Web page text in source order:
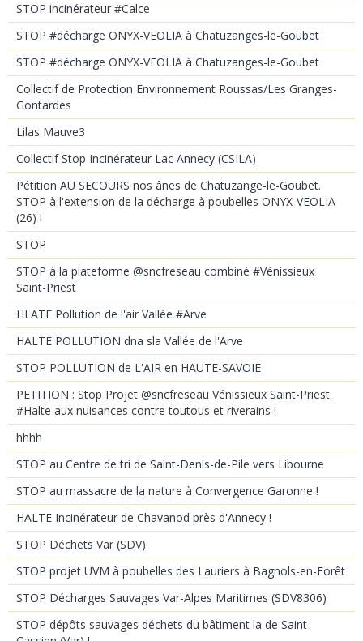
STOP incinérateur #Calce
STOP #décharge ONYX-VEOLIA à Chatuzanges-le-Goubet
STOP #décharge ONYX-VEOLIA à Chatuzanges-le-Goubet
Collectif de Protection Environnement Roussas/Les Granges-
Gontardes
Lilas Mauve3
Collectif Stop Incinérateur Lac Annecy (CSILA)
Pétition AU SECOURS nos ânes de Chatuzange-le-Goubet.
STOP à l'extension de la décharge à poubelles ONYX-VEOLIA
(26) !
STOP
STOP à la plateforme @sncfreseau combiné #Vénissieux
Saint-Priest
HLATE Pollution de l'air Vallée #Arve
HALTE POLLUTION dna sla Vallée de l'Arve
STOP POLLUTION de L'AIR en HAUTE-SAVOIE
PETITION : Stop Projet @sncfreseau Vénissieux Saint-Priest.
#Halte aux nuisances contre toutous et riverains !
hhhh
STOP au Centre de tri de Saint-Denis-de-Pile vers Libourne
STOP au massacre de la nature à Convergence Garonne !
HALTE Incinérateur de Chavanod près d'Annecy !
STOP Déchets Var (SDV)
STOP projet UVM à poubelles des Lauriers à Bagnols-en-Forêt
STOP Décharges Sauvages Var-Alpes Maritimes (SDV8306)
STOP dépôts sauvages déchets du bâtiment la de Saint-